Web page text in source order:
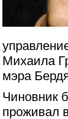
Михаила
мэра
Чиновник
проживал